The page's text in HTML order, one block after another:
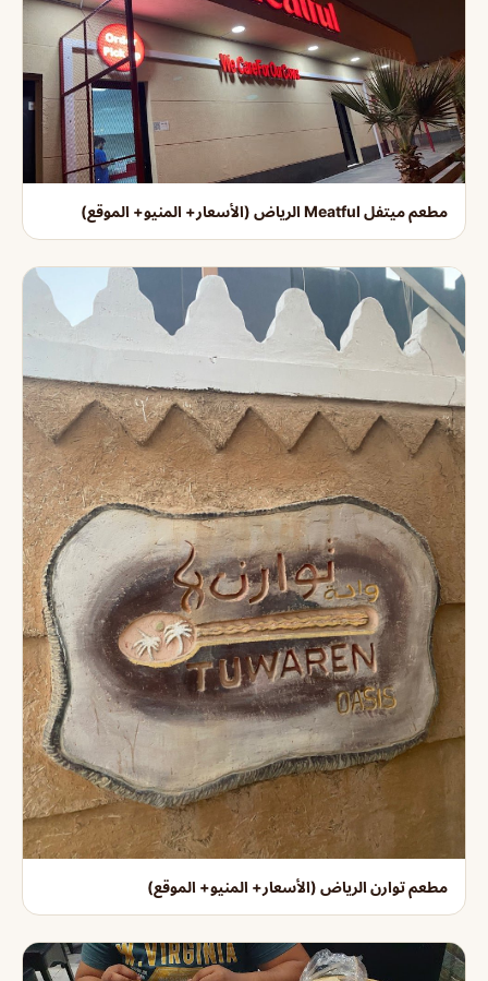
مطعم ميتفل Meatful الرياض (الأسعار+ المنيو+ الموقع)
مطعم توارن الرياض (الأسعار+ المنيو+ الموقع)